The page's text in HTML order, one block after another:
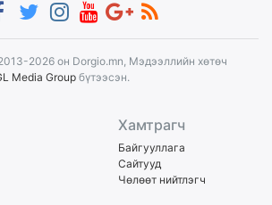
2026 он Dorgio.mn, Мэдээллийн хөтөч
Media Group бүтээсэн.
Хамтрагч
Байгууллага
Сайтууд
Чөлөөт нийтлэгч